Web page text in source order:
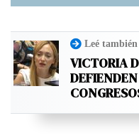
Leé también
VICTORIA